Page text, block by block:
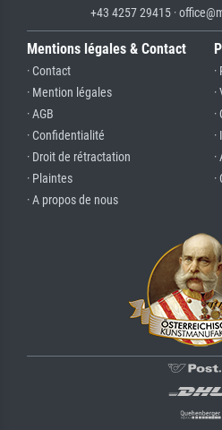
+43 4257 29415 ·
Mentions légales & Contact
· Contact
· Mention légales
· AGB
· Confidentialité
· Droit de rétractation
· Plaintes
· A propos de nous